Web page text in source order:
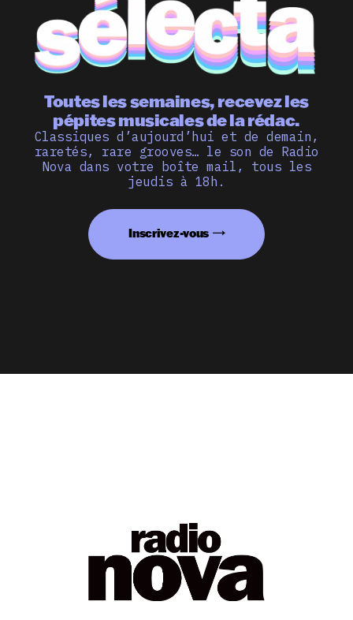
Toutes les semaines, recevez les
pépites musicales de la rédac.
Classiques d’aujourd’hui et de demain,
raretés, rare grooves… le son de Radio
Nova dans votre boîte mail, tous les
jeudis à 18h.
Inscrivez-vous